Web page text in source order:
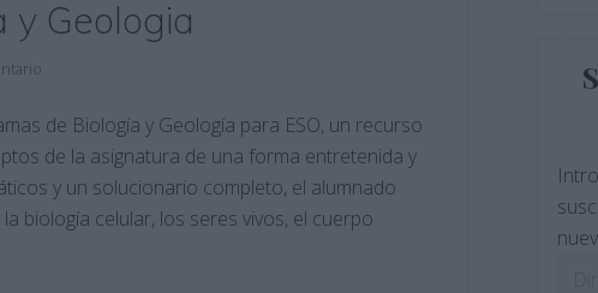
y Geologia
de Biología y Geología para ESO, un recurso
de la asignatura de una forma entretenida y
y un solucionario completo, el alumnado
biología celular, los seres vivos, el cuerpo